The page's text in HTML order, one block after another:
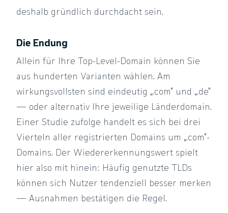
deshalb gründlich durchdacht sein.
Die Endung
Allein für Ihre Top-Level-Domain können Sie
aus hunderten Varianten wählen. Am
wirkungsvollsten sind eindeutig „.com“ und „.de“
— oder alternativ Ihre jeweilige Länderdomain.
Einer Studie zufolge handelt es sich bei drei
Vierteln aller registrierten Domains um „.com“-
Domains. Der Wiedererkennungswert spielt
hier also mit hinein: Häufig genutzte TLDs
können sich Nutzer tendenziell besser merken
— Ausnahmen bestätigen die Regel.